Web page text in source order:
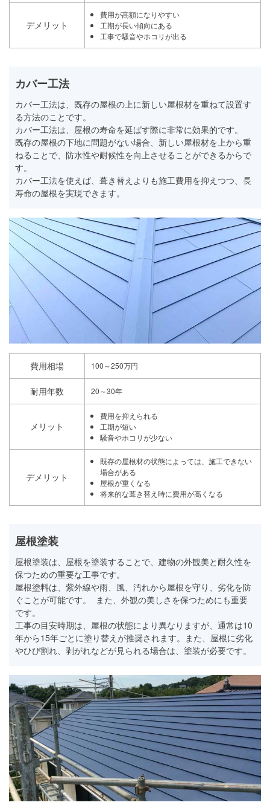
デメリット
費用が高額になりやすい
工期が長い傾向にある
工事で騒音やホコリが出る
カバー工法
カバー工法は、既存の屋根の上に新しい屋根材を重ねて設置す
る方法のことです。
カバー工法は、屋根の寿命を延ばす際に非常に効果的です。
既存の屋根の下地に問題がない場合、新しい屋根材を上から重
ねることで、防水性や耐候性を向上させることができるからで
す。
カバー工法を使えば、葺き替えよりも施工費用を抑えつつ、長
寿命の屋根を実現できます。
費用相場 100～250万円
耐用年数 20～30年
メリット
費用を抑えられる
工期が短い
騒音やホコリが少ない
デメリット
既存の屋根材の状態によっては、施工できない
場合がある
屋根が重くなる
将来的な葺き替え時に費用が高くなる
屋根塗装
屋根塗装は、屋根を塗装することで、建物の外観美と耐久性を
保つための重要な工事です。
屋根塗料は、紫外線や雨、風、汚れから屋根を守り、劣化を防
ぐことが可能です。 また、外観の美しさを保つためにも重要
です。
工事の目安時期は、屋根の状態により異なりますが、通常は10
年から15年ごとに塗り替えが推奨されます。また、屋根に劣化
やひび割れ、剥がれなどが見られる場合は、塗装が必要です。